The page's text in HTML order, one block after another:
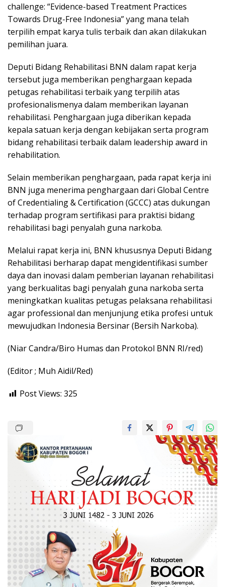
challenge: “Evidence-based Treatment Practices
Towards Drug-Free Indonesia” yang mana telah
terpilih empat karya tulis terbaik dan akan dilakukan
pemilihan juara.
Deputi Bidang Rehabilitasi BNN dalam rapat kerja
tersebut juga memberikan penghargaan kepada
petugas rehabilitasi terbaik yang terpilih atas
profesionalismenya dalam memberikan layanan
rehabilitasi. Penghargaan juga diberikan kepada
kepala satuan kerja dengan kebijakan serta program
bidang rehabilitasi terbaik dalam leadership award in
rehabilitation.
Selain memberikan penghargaan, pada rapat kerja ini
BNN juga menerima penghargaan dari Global Centre
of Credentialing & Certification (GCCC) atas dukungan
terhadap program sertifikasi para praktisi bidang
rehabilitasi bagi penyalah guna narkoba.
Melalui rapat kerja ini, BNN khususnya Deputi Bidang
Rehabilitasi berharap dapat mengidentifikasi sumber
daya dan inovasi dalam pemberian layanan rehabilitasi
yang berkualitas bagi penyalah guna narkoba serta
meningkatkan kualitas petugas pelaksana rehabilitasi
agar professional dan menjunjung etika profesi untuk
mewujudkan Indonesia Bersinar (Bersih Narkoba).
(Niar Candra/Biro Humas dan Protokol BNN RI/red)
(Editor ; Muh Aidil/Red)
Post Views: 325